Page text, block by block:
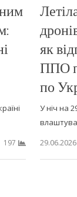
197
як
ППО
по
У ніч на
29.06.2026